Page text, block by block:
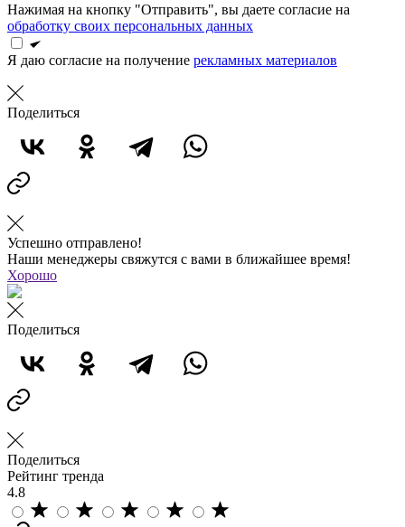
Нажимая на кнопку "Отправить", вы даете согласие на
обработку своих персональных данных
Я даю согласие на получение рекламных материалов
Поделиться
Успешно отправлено!
Наши менеджеры свяжутся с вами в ближайшее время!
Хорошо
Поделиться
Поделиться
Рейтинг тренда
4.8